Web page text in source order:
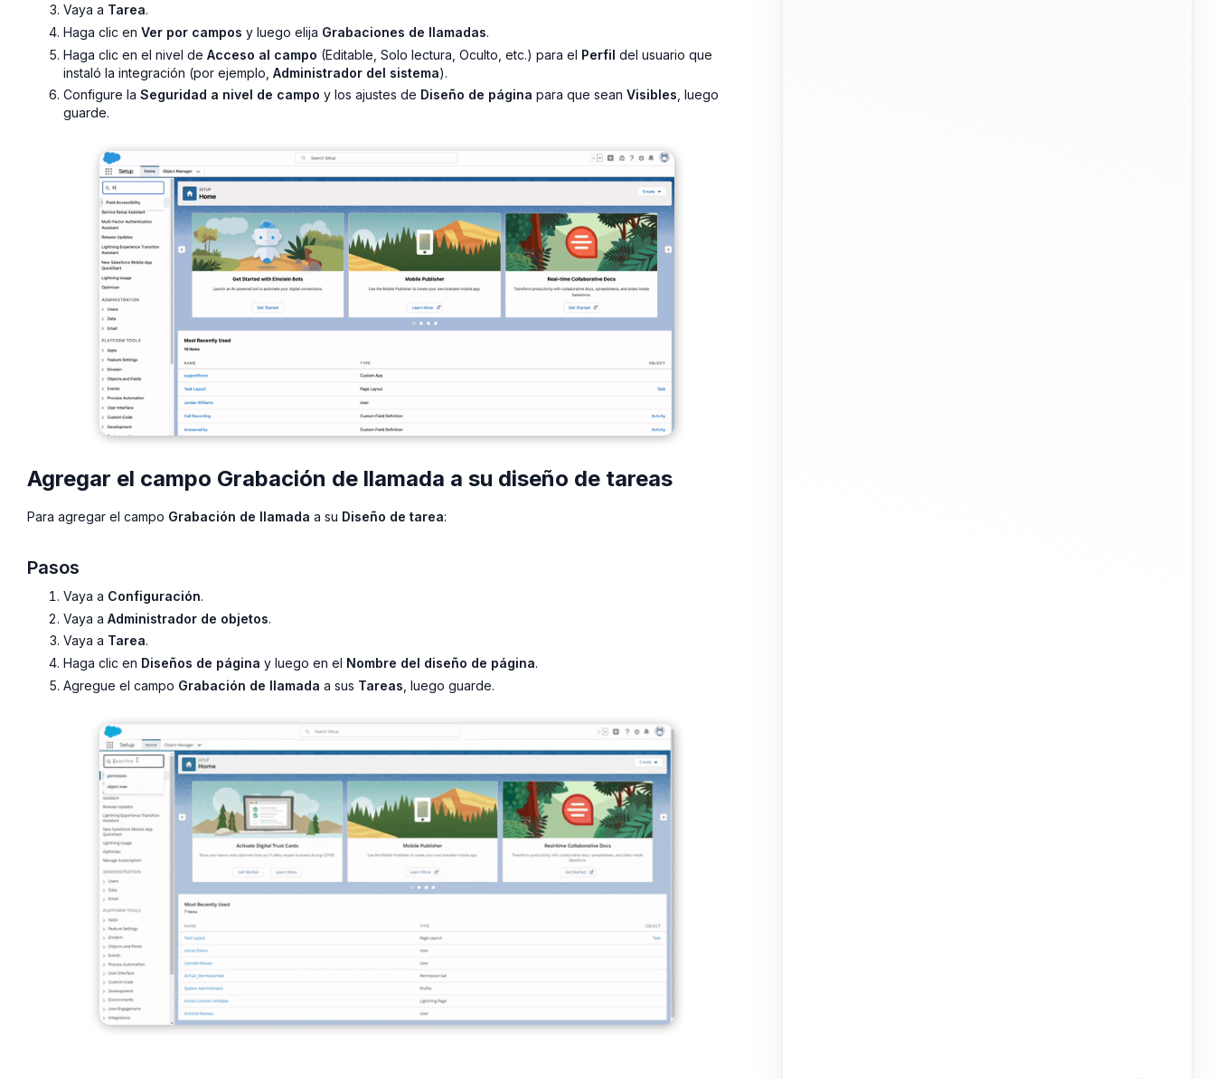
Vaya a Tarea.
Haga clic en Ver por campos y luego elija Grabaciones de llamadas.
Haga clic en el nivel de Acceso al campo (Editable, Solo lectura, Oculto, etc.) para el Perfil del usuario que
instaló la integración (por ejemplo, Administrador del sistema).
Configure la Seguridad a nivel de campo y los ajustes de Diseño de página para que sean Visibles , luego
guarde.
Agregar el campo Grabación de llamada a su diseño de tareas
Para agregar el campo Grabación de llamada a su Diseño de tarea:
Pasos
Vaya a Configuración.
Vaya a Administrador de objetos.
Vaya a Tarea.
Haga clic en Diseños de página y luego en el Nombre del diseño de página.
Agregue el campo Grabación de llamada a sus Tareas , luego guarde.